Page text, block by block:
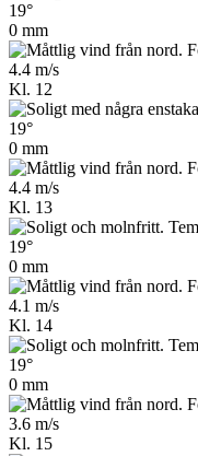
19°
0 mm
4.4 m/s
Kl. 12
19°
0 mm
4.4 m/s
Kl. 13
19°
0 mm
4.1 m/s
Kl. 14
19°
0 mm
3.6 m/s
Kl. 15